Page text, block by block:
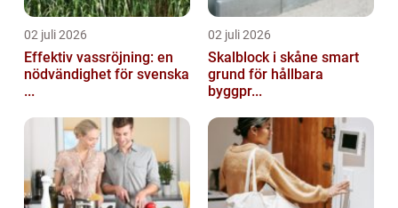
02 juli 2026
Effektiv vassröjning: en
nödvändighet för svenska
...
02 juli 2026
Skalblock i skåne smart
grund för hållbara
byggpr...